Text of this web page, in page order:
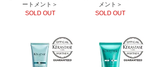
ートメント＞
SOLD OUT
メント＞
SOLD OUT